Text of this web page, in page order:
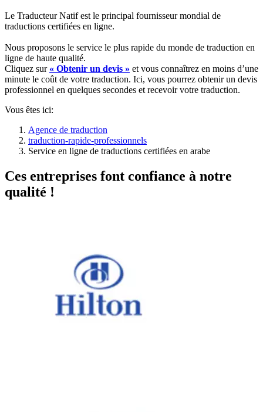
Le Traducteur Natif est le principal fournisseur mondial de
traductions certifiées en ligne.
Nous proposons le service le plus rapide du monde de traduction en
ligne de haute qualité.
Cliquez sur « Obtenir un devis » et vous connaîtrez en moins d’une
minute le coût de votre traduction. Ici, vous pourrez obtenir un devis
professionnel en quelques secondes et recevoir votre traduction.
Vous êtes ici:
Agence de traduction
traduction-rapide-professionnels
Service en ligne de traductions certifiées en arabe
Ces entreprises font confiance à notre
qualité !